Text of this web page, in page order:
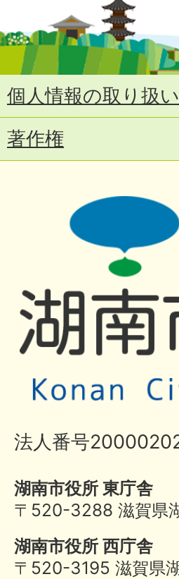
個人情報の取り扱い
著作権
法人番号
湖南市役所 東庁舎
〒520-3288 滋賀県
湖南市役所 西庁舎
〒520-3195 滋賀県